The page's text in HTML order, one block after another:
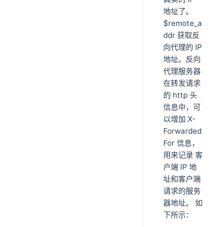
地址了。
$remote_a
ddr 获取反
向代理的 IP
地址。反向
代理服务器
在转发请求
的 http 头
信息中，可
以增加 X-
Forwarded
For 信息，
用来记录 客
户端 IP 地
址和客户端
请求的服务
器地址。 如
下所示：